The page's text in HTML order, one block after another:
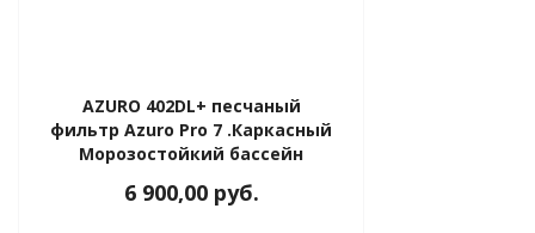
AZURO 402DL+ песчаный
фильтр Azuro Pro 7 .Каркасный
Морозостойкий бассейн
6 900,00 руб.